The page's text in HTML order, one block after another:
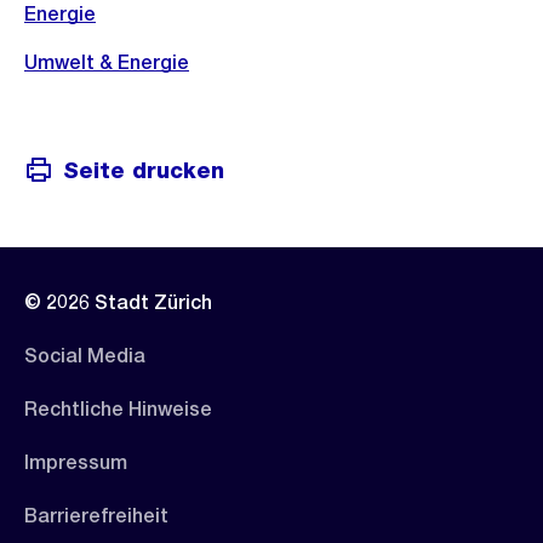
Energie
Umwelt & Energie
Seite drucken
© 2026 Stadt Zürich
Social Media
Rechtliche Hinweise
Impressum
Barrierefreiheit